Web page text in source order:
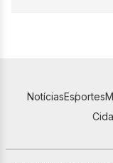
NotíciasEsportes